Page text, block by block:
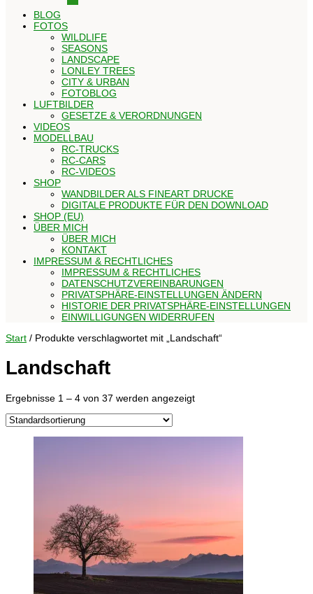
BLOG
FOTOS
WILDLIFE
SEASONS
LANDSCAPE
LONLEY TREES
CITY & URBAN
FOTOBLOG
LUFTBILDER
GESETZE & VERORDNUNGEN
VIDEOS
MODELLBAU
RC-TRUCKS
RC-CARS
RC-VIDEOS
SHOP
WANDBILDER ALS FINEART DRUCKE
DIGITALE PRODUKTE FÜR DEN DOWNLOAD
SHOP (EU)
ÜBER MICH
ÜBER MICH
KONTAKT
IMPRESSUM & RECHTLICHES
IMPRESSUM & RECHTLICHES
DATENSCHUTZVEREINBARUNGEN
PRIVATSPHÄRE-EINSTELLUNGEN ÄNDERN
HISTORIE DER PRIVATSPHÄRE-EINSTELLUNGEN
EINWILLIGUNGEN WIDERRUFEN
Start / Produkte verschlagwortet mit „Landschaft“
Landschaft
Ergebnisse 1 – 4 von 37 werden angezeigt